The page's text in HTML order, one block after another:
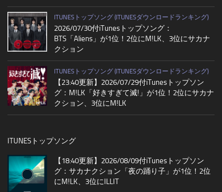
ITUNESトップソング (ITUNESダウンロードランキング)
2026/07/30付iTunesトップソング：
BTS「Aliens」が1位！2位にM!LK、3位にサカナ
クション
ITUNESトップソング (ITUNESダウンロードランキング)
【23:40更新】2026/07/29付iTunesトップソン
グ：M!LK「好きすぎて滅!」が1位！2位にサカナ
クション、3位にM!LK
ITUNESトップソング
【18:40更新】2026/08/09付iTunesトップソン
グ：サカナクション「夜の踊り子」が1位！2位
にM!LK、3位にILLIT